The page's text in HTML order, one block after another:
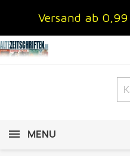
Versand ab
MENU